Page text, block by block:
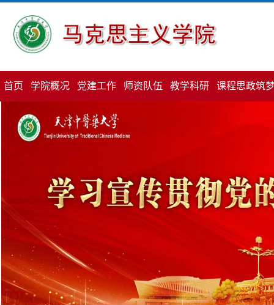
首页 学院概况 党建工作 师资队伍 教学科研 课程思政筑